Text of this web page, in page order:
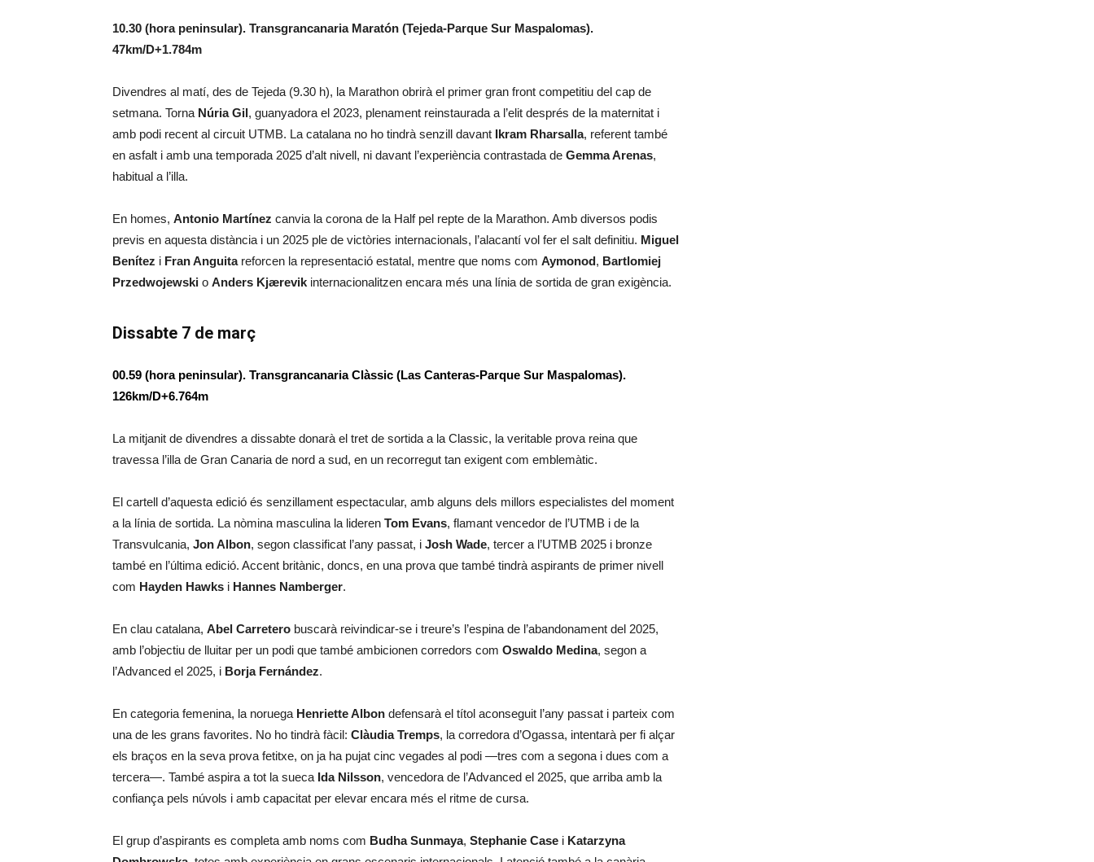
10.30 (hora peninsular). Transgrancanaria Maratón (Tejeda-Parque Sur Maspalomas).
47km/D+1.784m
Divendres al matí, des de Tejeda (9.30 h), la Marathon obrirà el primer gran front competitiu del cap de
setmana. Torna Núria Gil, guanyadora el 2023, plenament reinstaurada a l’elit després de la maternitat i
amb podi recent al circuit UTMB. La catalana no ho tindrà senzill davant Ikram Rharsalla, referent també
en asfalt i amb una temporada 2025 d’alt nivell, ni davant l’experiència contrastada de Gemma Arenas,
habitual a l’illa.
En homes, Antonio Martínez canvia la corona de la Half pel repte de la Marathon. Amb diversos podis
previs en aquesta distància i un 2025 ple de victòries internacionals, l’alacantí vol fer el salt definitiu. Miguel
Benítez i Fran Anguitareforcen la representació estatal, mentre que noms com Aymonod, Bartlomiej
Przedwojewski o Anders Kjærevik internacionalitzen encara més una línia de sortida de gran exigència.
Dissabte 7 de març
00.59 (hora peninsular). Transgrancanaria Clàssic (Las Canteras-Parque Sur Maspalomas).
126km/D+6.764m
La mitjanit de divendres a dissabte donarà el tret de sortida a la Classic, la veritable prova reina que
travessa l’illa de Gran Canaria de nord a sud, en un recorregut tan exigent com emblemàtic.
El cartell d’aquesta edició és senzillament espectacular, amb alguns dels millors especialistes del moment
a la línia de sortida. La nòmina masculina la lideren Tom Evans, flamant vencedor de l’UTMB i de la
Transvulcania, Jon Albon, segon classificat l’any passat, i Josh Wade, tercer a l’UTMB 2025 i bronze
també en l’última edició. Accent britànic, doncs, en una prova que també tindrà aspirants de primer nivell
com Hayden Hawks i Hannes Namberger.
En clau catalana, Abel Carretero buscarà reivindicar-se i treure’s l’espina de l’abandonament del 2025,
amb l’objectiu de lluitar per un podi que també ambicionen corredors com Oswaldo Medina, segon a
l’Advanced el 2025, i Borja Fernández.
En categoria femenina, la noruega Henriette Albon defensarà el títol aconseguit l’any passat i parteix com
una de les grans favorites. No ho tindrà fàcil: Clàudia Tremps, la corredora d’Ogassa, intentarà per fi alçar
els braços en la seva prova fetitxe, on ja ha pujat cinc vegades al podi —tres com a segona i dues com a
tercera—. També aspira a tot la sueca Ida Nilsson, vencedora de l’Advanced el 2025, que arriba amb la
confiança pels núvols i amb capacitat per elevar encara més el ritme de cursa.
El grup d’aspirants es completa amb noms com Budha Sunmaya, Stephanie Case i Katarzyna